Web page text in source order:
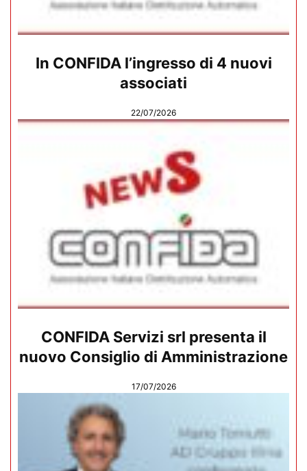
In CONFIDA l’ingresso di 4 nuovi
associati
22/07/2026
CONFIDA Servizi srl presenta il
nuovo Consiglio di Amministrazione
17/07/2026